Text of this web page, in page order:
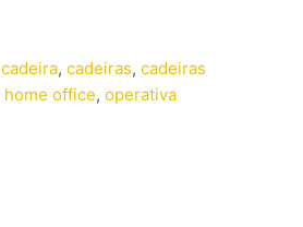
cadeira, cadeiras, cadeiras
home office, operativa